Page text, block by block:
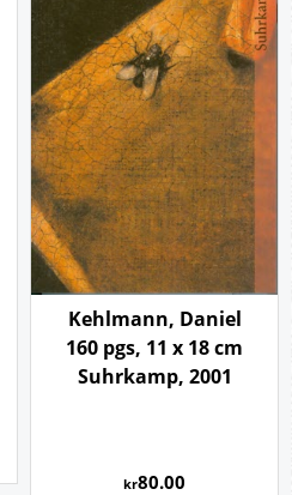
Kehlmann, Daniel
160 pgs, 11 x 18 cm
Suhrkamp, 2001
kr80.00